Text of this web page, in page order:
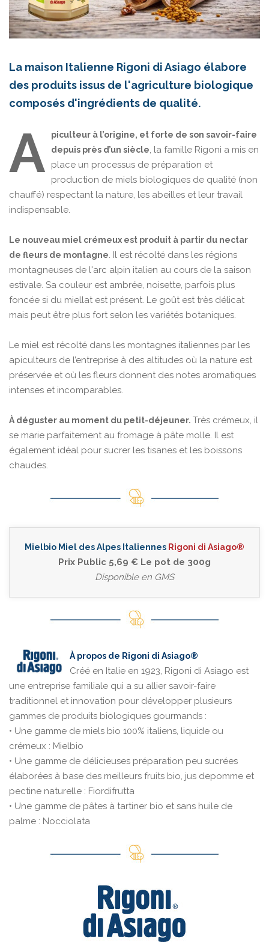
La maison Italienne Rigoni di Asiago élabore
des produits issus de l'agriculture biologique
composés d'ingrédients de qualité.
A
piculteur à l’origine, et forte de son savoir-faire
depuis près d’un siècle, la famille Rigoni a mis en
place un processus de préparation et
production de miels biologiques de qualité (non
chauffé) respectant la nature, les abeilles et leur travail
indispensable.
Le nouveau miel crémeux est produit à partir du nectar
de fleurs de montagne. Il est récolté dans les régions
montagneuses de l'arc alpin italien au cours de la saison
estivale. Sa couleur est ambrée, noisette, parfois plus
foncée si du miellat est présent. Le goût est très délicat
mais peut être plus fort selon les variétés botaniques.
Le miel est récolté dans les montagnes italiennes par les
apiculteurs de l’entreprise à des altitudes où la nature est
préservée et où les fleurs donnent des notes aromatiques
intenses et incomparables.
À déguster au moment du petit-déjeuner. Très crémeux, il
se marie parfaitement au fromage à pâte molle. Il est
également idéal pour sucrer les tisanes et les boissons
chaudes.
Mielbio Miel des Alpes Italiennes Rigoni di Asiago®
Prix Public 5,69 € Le pot de 300g
Disponible en GMS
À propos de Rigoni di Asiago®
Créé en Italie en 1923, Rigoni di Asiago est
une entreprise familiale qui a su allier savoir-faire
traditionnel et innovation pour développer plusieurs
gammes de produits biologiques gourmands :
• Une gamme de miels bio 100% italiens, liquide ou
crémeux : Mielbio
• Une gamme de délicieuses préparation peu sucrées
élaborées à base des meilleurs fruits bio, jus depomme et
pectine naturelle : Fiordifrutta
• Une gamme de pâtes à tartiner bio et sans huile de
palme : Nocciolata